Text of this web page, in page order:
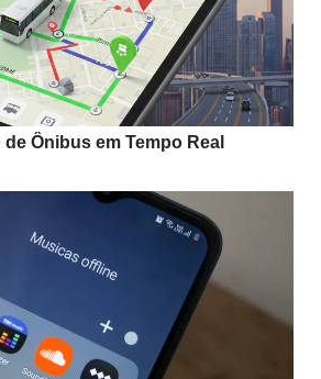
Ônibus em Tempo Real